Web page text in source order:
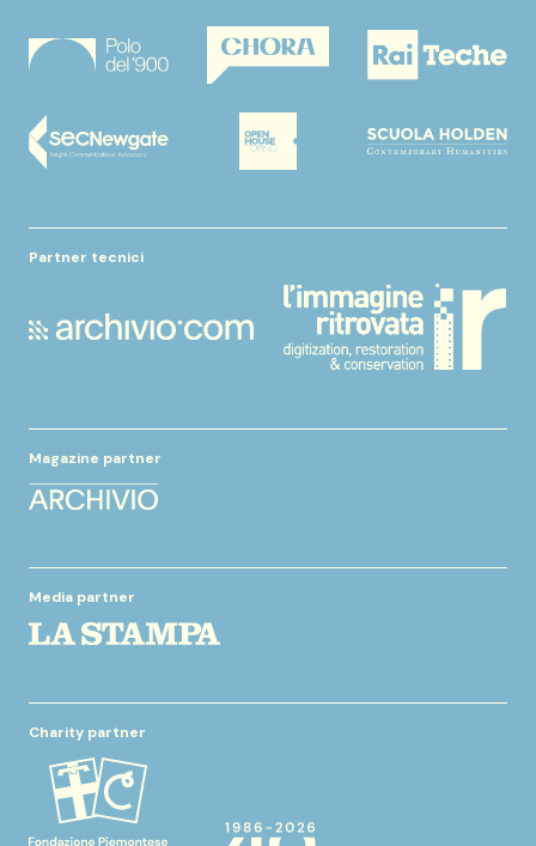
Partner tecnici
Magazine partner
Media partner
Charity partner